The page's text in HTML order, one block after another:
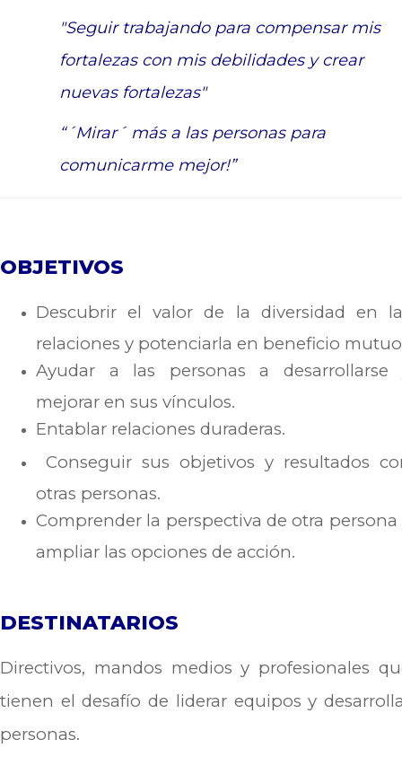
"Seguir trabajando para compensar mis
fortalezas con mis debilidades y crear
nuevas fortalezas"
“´Mirar´ más a las personas para
comunicarme mejor!”
OBJETIVOS
Descubrir el valor de la diversidad en
relaciones y potenciarla en beneficio
Ayudar a las personas a desarrollarse
mejorar en sus vínculos.
Entablar relaciones duraderas.
Conseguir sus objetivos y resultados
otras personas.
Comprender la perspectiva de otra persona
ampliar las opciones de acción.
DESTINATARIOS
Directivos, mandos medios y profesionales
tienen el desafío de liderar equipos y
personas.